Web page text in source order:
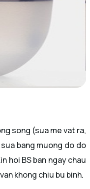
song (sua me vat ra,
bang muong do do
hoi BS ban ngay chau
khong chiu bu binh.